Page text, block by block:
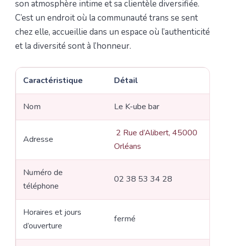
son atmosphère intime et sa clientèle diversifiée.
C’est un endroit où la communauté trans se sent
chez elle, accueillie dans un espace où l’authenticité
et la diversité sont à l’honneur.
Caractéristique Détail
Nom Le K-ube bar
Adresse
2 Rue d’Alibert, 45000
Orléans
Numéro de
téléphone
02 38 53 34 28
Horaires et jours
d’ouverture
fermé